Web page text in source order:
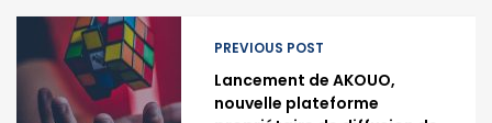
PREVIOUS POST
Lancement de AKOUO,
nouvelle plateforme